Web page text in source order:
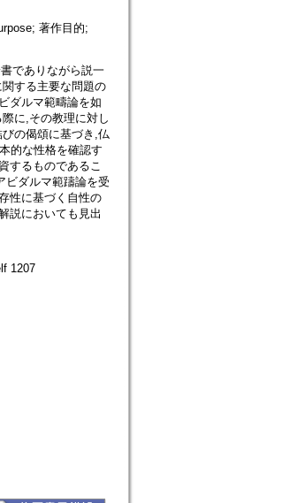
著作目的;
でありながら説一
する主要な問題の
ダルマ範疇論を如
に,その教理に対し
の偈頌に基づき,仏
的な性格を確認す
するものであるこ
ビダルマ範躊論を受
性に基づく自性の
説においても見出
1207